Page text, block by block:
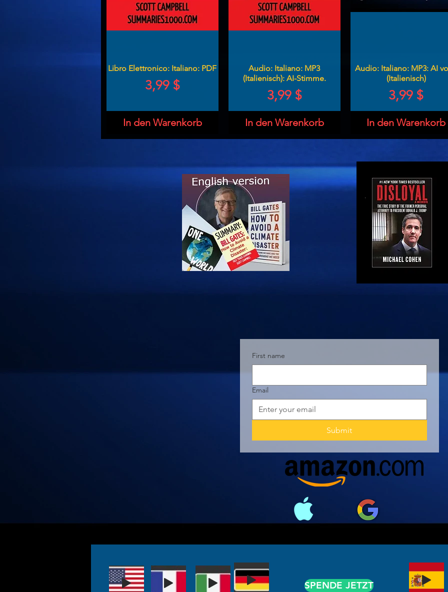
Libro Elettronico: Italiano: PDF
Preis
3,99 $
In den Warenkorb
Audio: Italiano: MP3
(Italienisch): AI-Stimme.
Preis
3,99 $
In den Warenkorb
Audio: Italiano: MP3: AI
(Italienisch)
Preis
3,99 $
In den Warenkorb
First name
Email
Submit
SPENDE JETZT